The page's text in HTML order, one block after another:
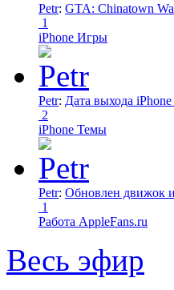
Petr: GTA: Chinatown
1
iPhone Игры
Petr: Дата выхода
2
iPhone Темы
Petr: Обновлен движок
1
Работа AppleFans.ru
Весь эфир